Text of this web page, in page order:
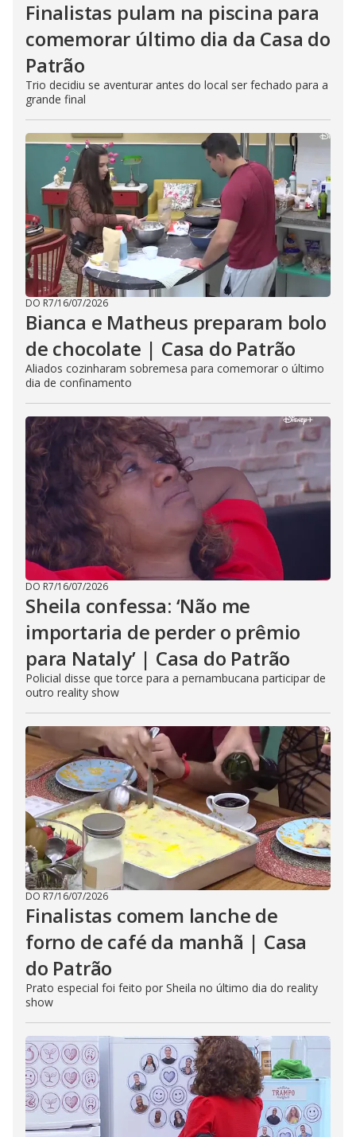
Finalistas pulam na piscina para
comemorar último dia da Casa do
Patrão
Trio decidiu se aventurar antes do local ser fechado para a
grande final
DO R7/16/07/2026
Bianca e Matheus preparam bolo
de chocolate | Casa do Patrão
Aliados cozinharam sobremesa para comemorar o último
dia de confinamento
DO R7/16/07/2026
Sheila confessa: ‘Não me
importaria de perder o prêmio
para Nataly’ | Casa do Patrão
Policial disse que torce para a pernambucana participar de
outro reality show
DO R7/16/07/2026
Finalistas comem lanche de
forno de café da manhã | Casa
do Patrão
Prato especial foi feito por Sheila no último dia do reality
show